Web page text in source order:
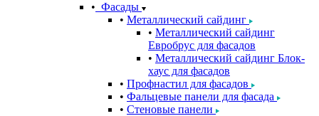
Фасады
Металлический сайдинг
Металлический сайдинг
Евробрус для фасадов
Металлический сайдинг Блок-
хаус для фасадов
Профнастил для фасадов
Фальцевые панели для фасада
Стеновые панели